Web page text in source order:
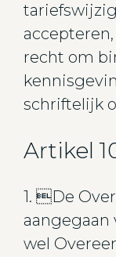
recht om
schriftelijk
Artikel
1. De
aangegaan
wel